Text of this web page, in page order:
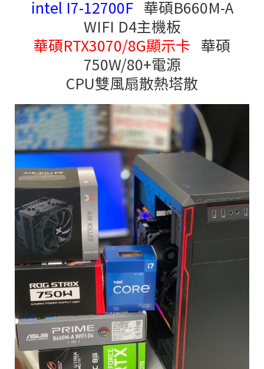
intel I7-12700F華碩B660M-A
WIFI D4主機板
華碩RTX3070/8G顯示卡 華碩
750W/80+電源
CPU雙風扇散熱塔散